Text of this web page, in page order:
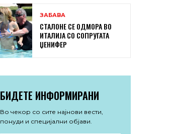
ЗАБАВА
СТАЛОНЕ СЕ ОДМОРА ВО
ИТАЛИЈА СО СОПРУГАТА
ЏЕНИФЕР
БИДЕТЕ ИНФОРМИРАНИ
Во чекор со сите најнови вести,
понуди и специјални објави.